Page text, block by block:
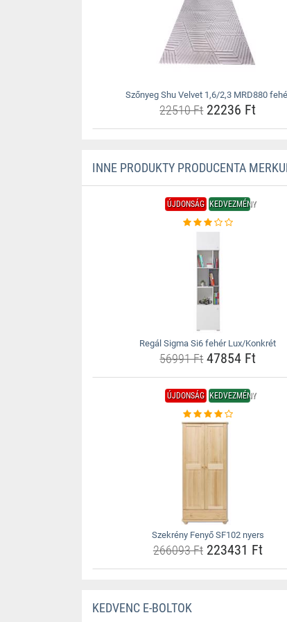
Szőnyeg Shu Velvet 1,6/2,3 MRD880
22510 Ft22236 Ft
INNE PRODUKTY PRODUCENTA
ÚJDONSÁG KEDVEZMÉNY
Regál Sigma Si6 fehér Lux/Konkrét
56991 Ft47854 Ft
ÚJDONSÁG KEDVEZMÉNY
Szekrény Fenyő SF102 nyers
266093 Ft223431 Ft
KEDVENC E-BOLTOK